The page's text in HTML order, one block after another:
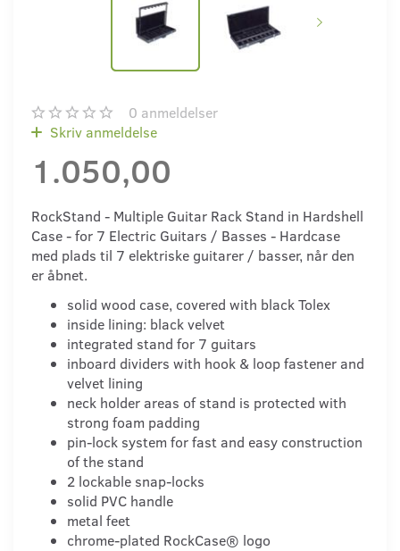
0 anmeldelser
Skriv anmeldelse
1.050,00
RockStand - Multiple Guitar Rack Stand in Hardshell
Case - for 7 Electric Guitars / Basses - Hardcase
med plads til 7 elektriske guitarer / basser, når den
er åbnet.
solid wood case, covered with black Tolex
inside lining: black velvet
integrated stand for 7 guitars
inboard dividers with hook & loop fastener and
velvet lining
neck holder areas of stand is protected with
strong foam padding
pin-lock system for fast and easy construction
of the stand
2 lockable snap-locks
solid PVC handle
metal feet
chrome-plated RockCase® logo